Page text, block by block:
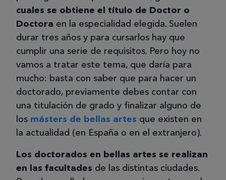
cuales se obtiene el título de Doctor o
Doctora en la especialidad elegida. Suelen
durar tres años y para cursarlos hay que
cumplir una serie de requisitos. Pero hoy no
vamos a tratar este tema, que daría para
mucho: basta con saber que para hacer un
doctorado, previamente debes contar con
una titulación de grado y finalizar alguno de
los másters de bellas artes que existen en
la actualidad (en España o en el extranjero).
Los doctorados en bellas artes se realizan
en las facultades de las distintas ciudades.